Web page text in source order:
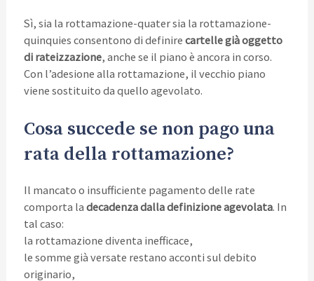
Sì, sia la rottamazione-quater sia la rottamazione-
quinquies consentono di definire cartelle già oggetto
di rateizzazione, anche se il piano è ancora in corso.
Con l’adesione alla rottamazione, il vecchio piano
viene sostituito da quello agevolato.
Cosa succede se non pago una
rata della rottamazione?
Il mancato o insufficiente pagamento delle rate
comporta la decadenza dalla definizione agevolata. In
tal caso:
la rottamazione diventa inefficace,
le somme già versate restano acconti sul debito
originario,